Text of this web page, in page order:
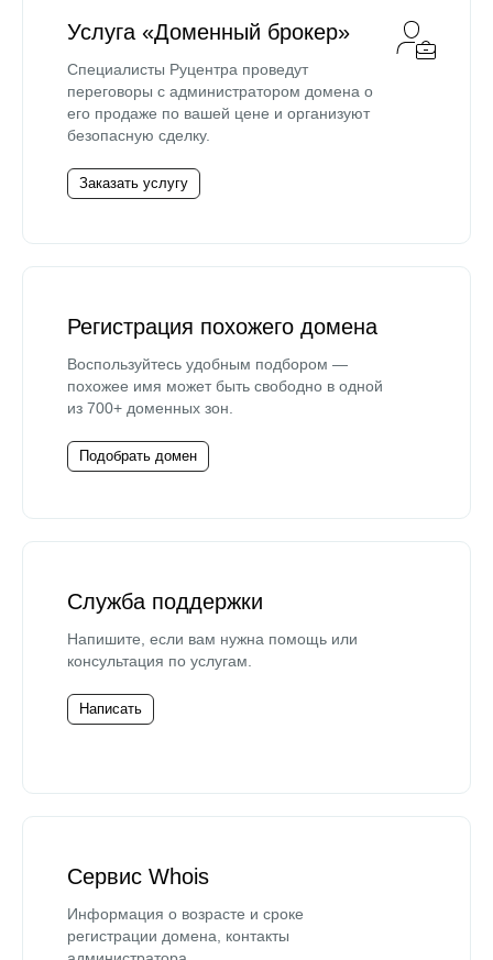
Услуга «Доменный брокер»
Специалисты Руцентра проведут
переговоры с администратором домена о
его продаже по вашей цене и организуют
безопасную сделку.
Заказать услугу
Регистрация похожего домена
Воспользуйтесь удобным подбором —
похожее имя может быть свободно в одной
из 700+ доменных зон.
Подобрать домен
Служба поддержки
Напишите, если вам нужна помощь или
консультация по услугам.
Написать
Сервис Whois
Информация о возрасте и сроке
регистрации домена, контакты